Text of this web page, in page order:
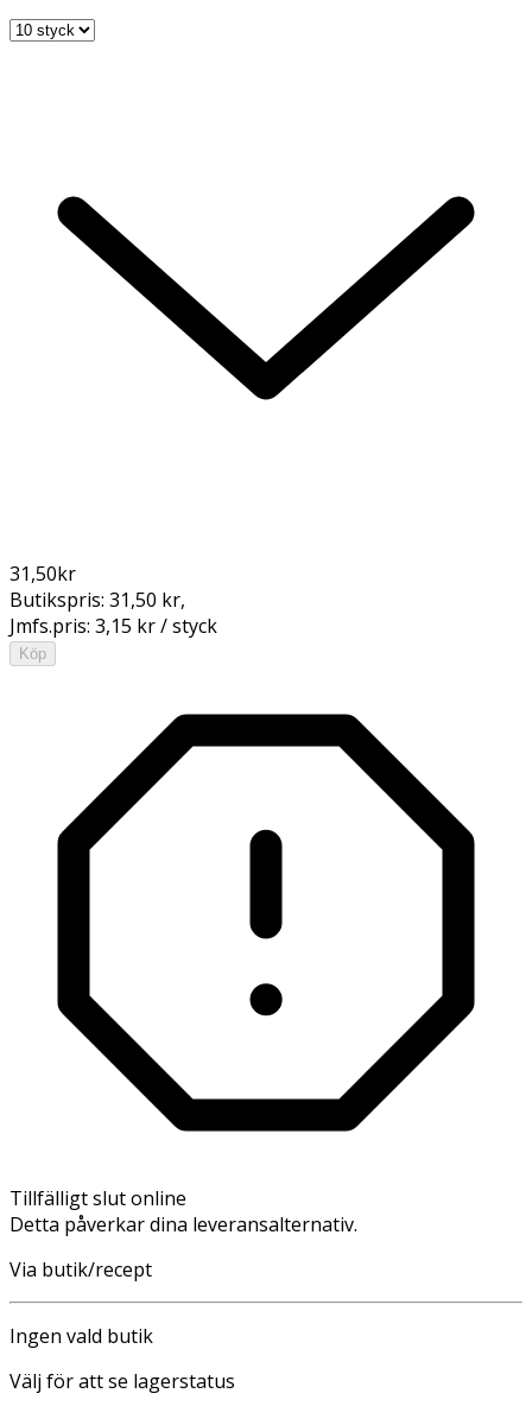
31,50kr
Butikspris: 31,50 kr,
Jmfs.pris: 3,15 kr / styck
Köp
Tillfälligt slut online
Detta påverkar dina leveransalternativ.
Via butik/recept
Ingen vald butik
Välj för att se lagerstatus